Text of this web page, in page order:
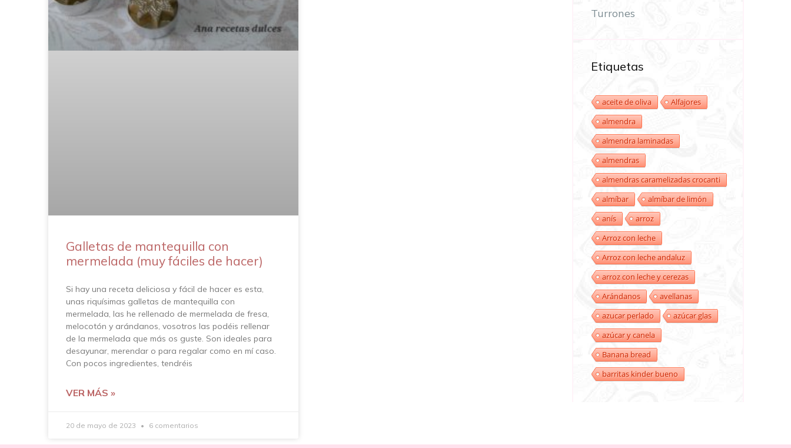
Galletas de mantequilla con
mermelada (muy fáciles de hacer)
Si hay una receta deliciosa y fácil de hacer es esta,
unas riquísimas galletas de mantequilla con
mermelada, las he rellenado de mermelada de fresa,
melocotón y arándanos, vosotros las podéis rellenar
de la mermelada que más os guste. Son ideales para
desayunar, merendar o para regalar como en mí caso.
Con pocos ingredientes, tendréis
VER MÁS »
20 de mayo de 2023 6 comentarios
Turrones
Etiquetas
aceite de oliva
Alfajores
almendra
almendra laminadas
almendras
almendras caramelizadas crocanti
almíbar
almíbar de limón
anís
arroz
Arroz con leche
Arroz con leche andaluz
arroz con leche y cerezas
Arándanos
avellanas
azucar perlado
azúcar glas
azúcar y canela
Banana bread
barritas kinder bueno